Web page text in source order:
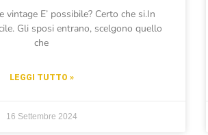
vintage E’ possibile? Certo che si.In
Gli sposi entrano, scelgono quello
che
LEGGI TUTTO »
16 Settembre 2024